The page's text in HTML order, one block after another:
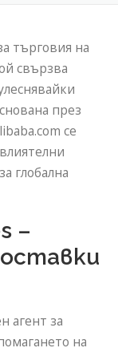
търговия на
свързва
през
се
глобална
–
агент за
на